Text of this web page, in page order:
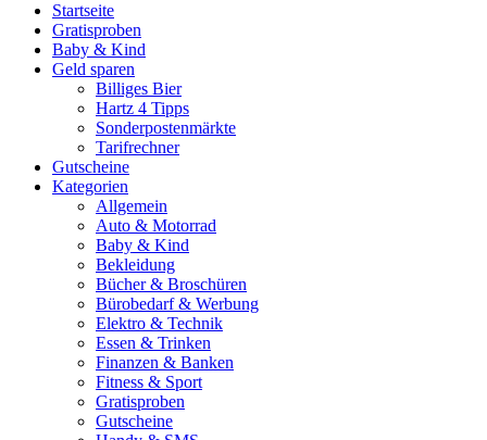
Startseite
Gratisproben
Baby & Kind
Geld sparen
Billiges Bier
Hartz 4 Tipps
Sonderpostenmärkte
Tarifrechner
Gutscheine
Kategorien
Allgemein
Auto & Motorrad
Baby & Kind
Bekleidung
Bücher & Broschüren
Bürobedarf & Werbung
Elektro & Technik
Essen & Trinken
Finanzen & Banken
Fitness & Sport
Gratisproben
Gutscheine